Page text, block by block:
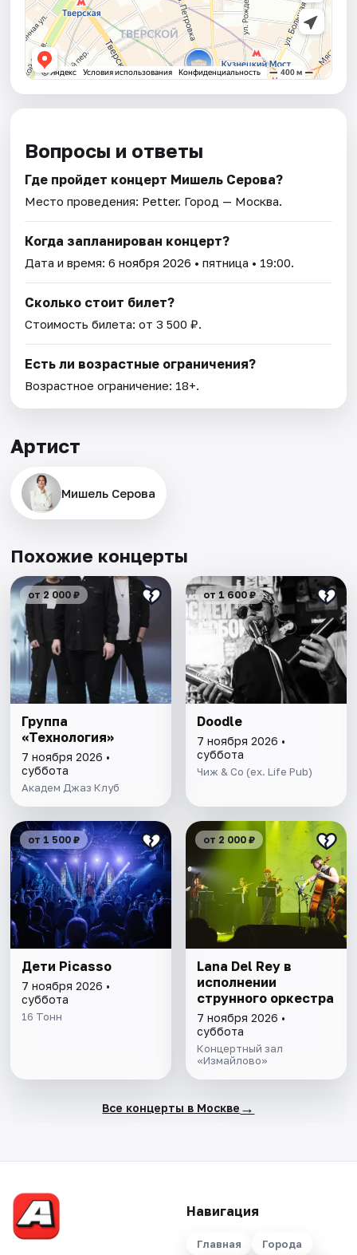
Вопросы и ответы
Где пройдет концерт Мишель Серова?
Место проведения: Petter. Город — Москва.
Когда запланирован концерт?
Дата и время:6 ноября 2026 • пятница • 19:00.
Сколько стоит билет?
Стоимость билета: от 3 500 ₽.
Есть ли возрастные ограничения?
Возрастное ограничение: 18+.
Артист
Мишель Серова
Похожие концерты
от 2 000 ₽
Группа
«Технология»
7 ноября 2026 •
суббота
Академ Джаз Клуб
от 1 600 ₽
Doodle
7 ноября 2026 •
суббота
Чиж & Co (ex. Life Pub)
от 1 500 ₽
Дети Picasso
7 ноября 2026 •
суббота
16 Тонн
от 2 000 ₽
Lana Del Rey в
исполнении
струнного оркестра
7 ноября 2026 •
суббота
Концертный зал
«Измайлово»
Все концерты в Москве →
Навигация
Главная Города